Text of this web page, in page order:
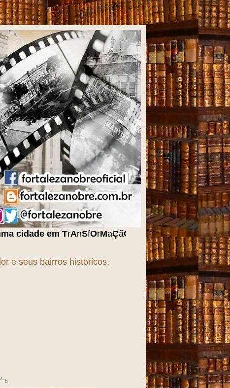
nSfOrMaÇãO !!!
e seus bairros históricos.